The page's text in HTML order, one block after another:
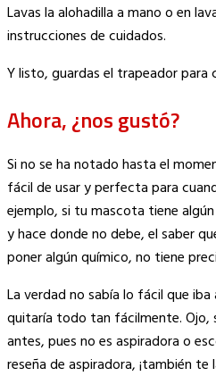
Lavas la alohadilla a mano o en
instrucciones de cuidados.
Y listo, guardas el trapeador para
Ahora, ¿nos gustó?
Si no se ha notado hasta el
fácil de usar y perfecta para
ejemplo, si tu mascota tiene
y hace donde no debe, el saber
poner algún químico, no tiene
La verdad no sabía lo fácil que iba
quitaría todo tan fácilmente. Ojo,
antes, pues no es aspiradora o
reseña de aspiradora, ¡también te